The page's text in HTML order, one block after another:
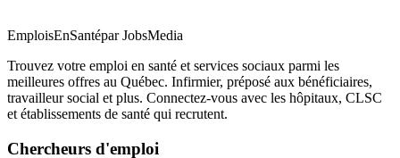
EmploisEnSantépar JobsMedia
Trouvez votre emploi en santé et services sociaux parmi les
meilleures offres au Québec. Infirmier, préposé aux bénéficiaires,
travailleur social et plus. Connectez-vous avec les hôpitaux, CLSC
et établissements de santé qui recrutent.
Chercheurs d'emploi